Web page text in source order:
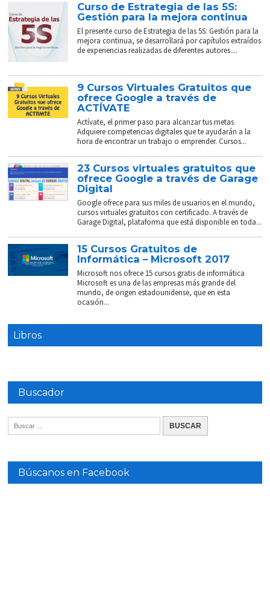
Curso de Estrategia de las 5S:
Gestión para la mejora continua
El presente curso de Estrategia de las 5S: Gestión para la
mejora continua, se desarrollará por capítulos extraídos
de experiencias realizadas de diferentes autores....
9 Cursos Virtuales Gratuitos que
ofrece Google a través de
ACTÍVATE
Actívate, el primer paso para alcanzar tus metas
Adquiere competencias digitales que te ayudarán a la
hora de encontrar un trabajo o emprender. Cursos...
23 Cursos virtuales gratuitos que
ofrece Google a través de Garage
Digital
Google ofrece para sus miles de usuarios en el mundo,
cursos virtuales gratuitos con certificado. A través de
Garage Digital, plataforma que está disponible en toda...
15 Cursos Gratuitos de
Informática – Microsoft 2017
Microsoft nos ofrece 15 cursos gratis de informática
Microsoft es una de las empresas más grande del
mundo, de origen estadounidense, que en esta
ocasión...
Libros
Buscador
Búscanos en Facebook